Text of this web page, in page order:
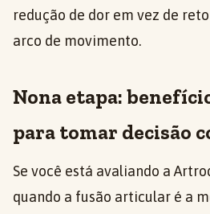
redução de dor em vez de
arco de movimento.
Nona etapa:
para tomar decisão
Se você está avaliando a
quando a fusão articular é a